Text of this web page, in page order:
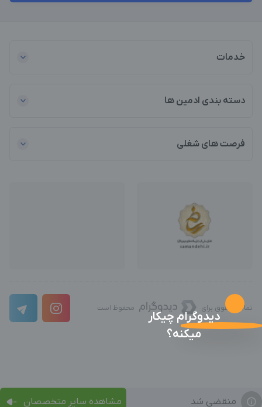
خدمات
دسته بندی ادمین ها
فرصت های شغلی
تمامی حقوق برای محفوظ است
دیدوگرام چیکار
میکنه؟
منقضی شد مشاهده سایر متخصصان